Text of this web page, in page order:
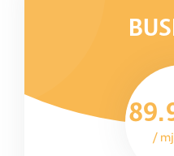
/